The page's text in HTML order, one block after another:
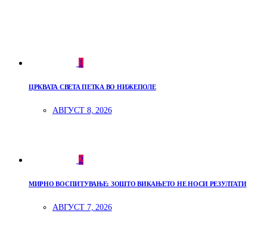
1
ЦРКВАТА СВЕТА ПЕТКА ВО НИЖЕПОЛЕ
АВГУСТ 8, 2026
2
МИРНО ВОСПИТУВАЊЕ: ЗОШТО ВИКАЊЕТО НЕ НОСИ РЕЗУЛТАТИ
АВГУСТ 7, 2026